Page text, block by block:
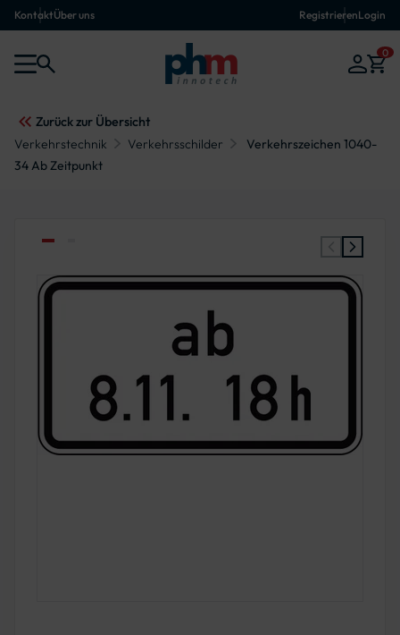
KontaktÜber uns RegistrierenLogin
0
Zurück zur Übersicht
Verkehrstechnik
Verkehrsschilder
Verkehrszeichen 1040-
34 Ab Zeitpunkt